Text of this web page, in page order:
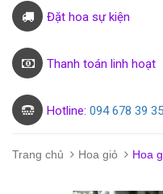
Đặt hoa sự kiện
Thanh toán linh hoạt
Hotline: 094 678 39 35
Trang chủ Hoa giỏ Hoa